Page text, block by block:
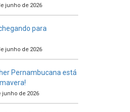
junho de 2026
para
junho de 2026
Pernambucana está
junho de 2026